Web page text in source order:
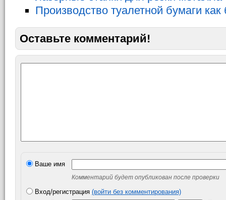
Производство туалетной бумаги как
Оставьте комментарий!
Ваше имя
Комментарий будет опубликован после проверки
Вход/регистрация (войти без комментирования)